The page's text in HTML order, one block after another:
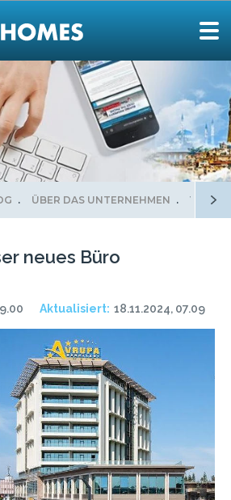
ÜBER DAS UNTERNEHMEN WIR
neues Büro
Aktualisiert: 18.11.2024, 07.09